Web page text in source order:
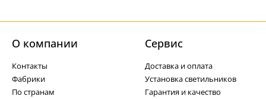
О компании
Контакты
Фабрики
По странам
Cервис
Доставка и оплата
Установка светильников
Гарантия и качество